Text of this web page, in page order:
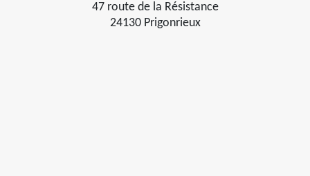
47 route de la Résistance
24130 Prigonrieux